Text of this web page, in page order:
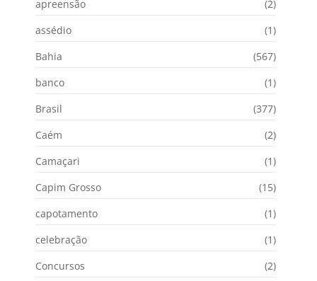
apreensão
(2)
assédio
(1)
Bahia
(567)
banco
(1)
Brasil
(377)
Caém
(2)
Camaçari
(1)
Capim Grosso
(15)
capotamento
(1)
celebração
(1)
Concursos
(2)